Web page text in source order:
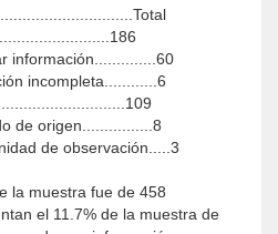
información..............60
incompleta............6
de origen................8
de observación.....3
la muestra fue de 458
el 11.7% de la muestra de